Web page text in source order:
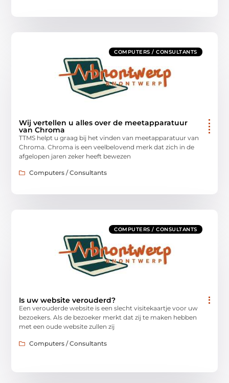
COMPUTERS / CONSULTANTS
Wij vertellen u alles over de meetapparatuur
van Chroma
TTMS helpt u graag bij het vinden van meetapparatuur van
Chroma. Chroma is een veelbelovend merk dat zich in de
afgelopen jaren zeker heeft bewezen
Computers / Consultants
COMPUTERS / CONSULTANTS
Is uw website verouderd?
Een verouderde website is een slecht visitekaartje voor uw
bezoekers. Als de bezoeker merkt dat zij te maken hebben
met een oude website zullen zij
Computers / Consultants